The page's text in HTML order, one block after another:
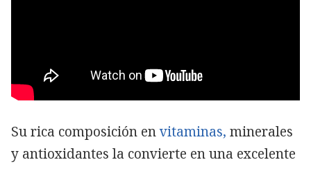
Su rica composición envitaminas, minerales
y antioxidantes la convierte en una excelente